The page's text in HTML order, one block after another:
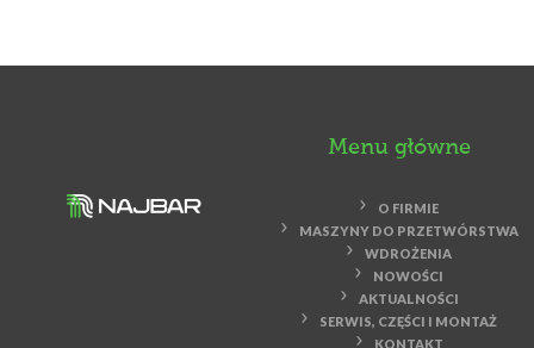
Menu główne
O FIRMIE
MASZYNY DO PRZETWÓRSTWA
WDROŻENIA
NOWOŚCI
AKTUALNOŚCI
SERWIS, CZĘŚCI I MONTAŻ
KONTAKT